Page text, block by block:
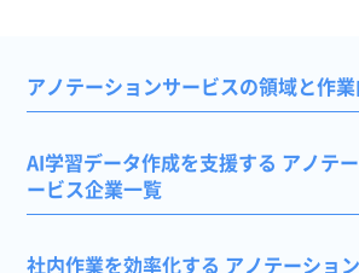
アノテーションサービスの領域と作
AI学習データ作成を支援する アノテ
ービス企業一覧
社内作業を効率化する アノテーショ